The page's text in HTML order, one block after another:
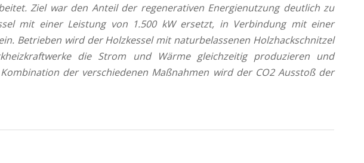
Ziel war den Anteil der regenerativen Energienutzung deutlich zu
mit einer Leistung von 1.500 kW ersetzt, in Verbindung mit einer
Betrieben wird der Holzkessel mit naturbelassenen Holzhackschnitzel
die Strom und Wärme gleichzeitig produzieren und
der verschiedenen Maßnahmen wird der CO2 Ausstoß der